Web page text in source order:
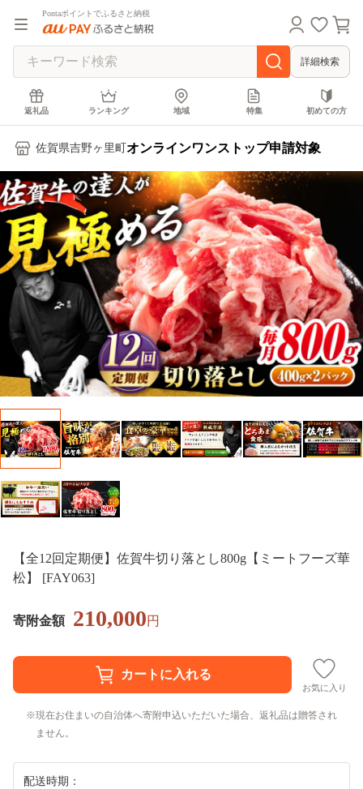
Pontaポイントでふるさと納税
詳細検索
返礼品 ランキング 地域 特集 初めての方
佐賀県吉野ヶ里町 オンラインワンストップ申請対象
【全12回定期便】佐賀牛切り落とし800g【ミートフーズ華
松】 [FAY063]
寄附金額 210,000円
お気に入り
現在お住まいの自治体へ寄附申込いただいた場合、返礼品は贈答され
ません。
配送時期：